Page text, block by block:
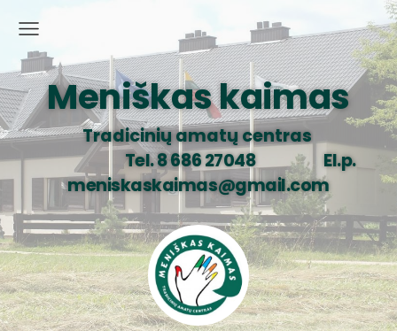
Meniškas kaimas
Tradicinių amatų centras
Tel. 8 686 27048 El.p.
meniskaskaimas@gmail.com